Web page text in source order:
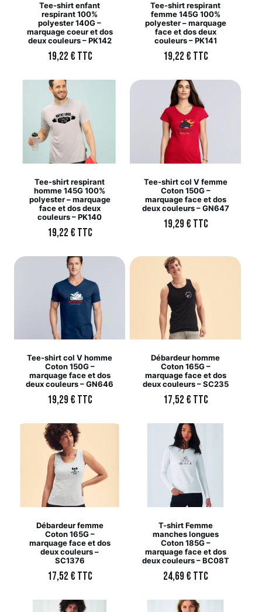
Tee-shirt enfant
respirant 100%
polyester 140G –
marquage coeur et dos
deux couleurs – PK142
19,22€ TTC
Tee-shirt respirant
femme 145G 100%
polyester – marquage
face et dos deux
couleurs – PK141
19,22€ TTC
Tee-shirt respirant
homme 145G 100%
polyester – marquage
face et dos deux
couleurs – PK140
19,22€ TTC
Tee-shirt col V femme
Coton 150G –
marquage face et dos
deux couleurs – GN647
19,29€ TTC
Tee-shirt col V homme
Coton 150G –
marquage face et dos
deux couleurs – GN646
19,29€ TTC
Débardeur homme
Coton 165G –
marquage face et dos
deux couleurs – SC235
17,52€ TTC
Débardeur femme
Coton 165G –
marquage face et dos
deux couleurs –
SC1376
17,52€ TTC
T-shirt Femme
manches longues
Coton 185G –
marquage face et dos
deux couleurs – BC08T
24,69€ TTC